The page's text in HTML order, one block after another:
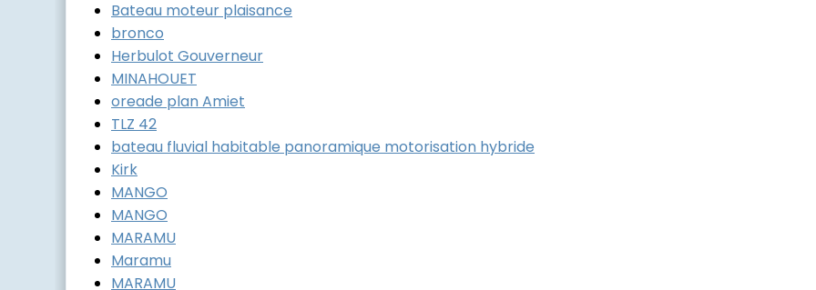
Bateau moteur plaisance
bronco
Herbulot Gouverneur
MINAHOUET
oreade plan Amiet
TLZ 42
bateau fluvial habitable panoramique motorisation hybride
Kirk
MANGO
MANGO
MARAMU
Maramu
MARAMU